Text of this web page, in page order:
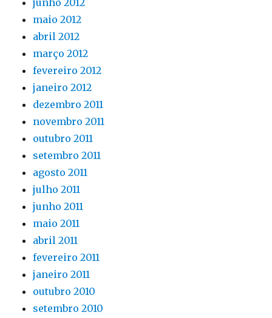
junho 2012
maio 2012
abril 2012
março 2012
fevereiro 2012
janeiro 2012
dezembro 2011
novembro 2011
outubro 2011
setembro 2011
agosto 2011
julho 2011
junho 2011
maio 2011
abril 2011
fevereiro 2011
janeiro 2011
outubro 2010
setembro 2010